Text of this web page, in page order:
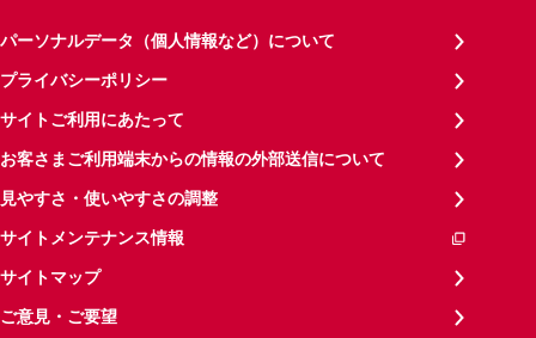
パーソナルデータ（個人情報など）について
プライバシーポリシー
サイトご利用にあたって
お客さまご利用端末からの情報の外部送信について
見やすさ・使いやすさの調整
サイトメンテナンス情報
サイトマップ
ご意見・ご要望